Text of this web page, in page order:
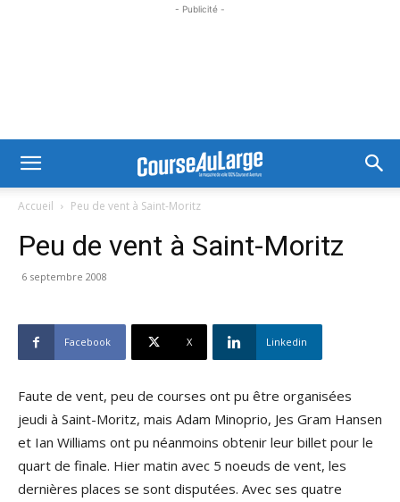
- Publicité -
Accueil Peu de vent à Saint-Moritz
Peu de vent à Saint-Moritz
6 septembre 2008
Facebook X Linkedin
Faute de vent, peu de courses ont pu être organisées
jeudi à Saint-Moritz, mais Adam Minoprio, Jes Gram Hansen
et Ian Williams ont pu néanmoins obtenir leur billet pour le
quart de finale. Hier matin avec 5 noeuds de vent, les
dernières places se sont disputées. Avec ses quatre